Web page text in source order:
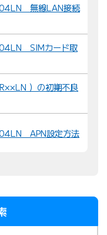
無線LAN接続
SIMカード取
）の初期不良
APN設定方法